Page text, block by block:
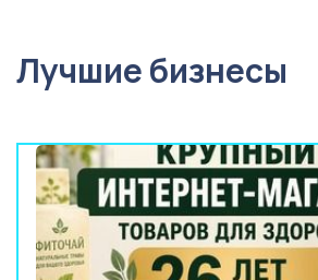
Лучшие бизнесы